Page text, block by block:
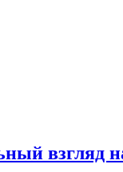
взгляд